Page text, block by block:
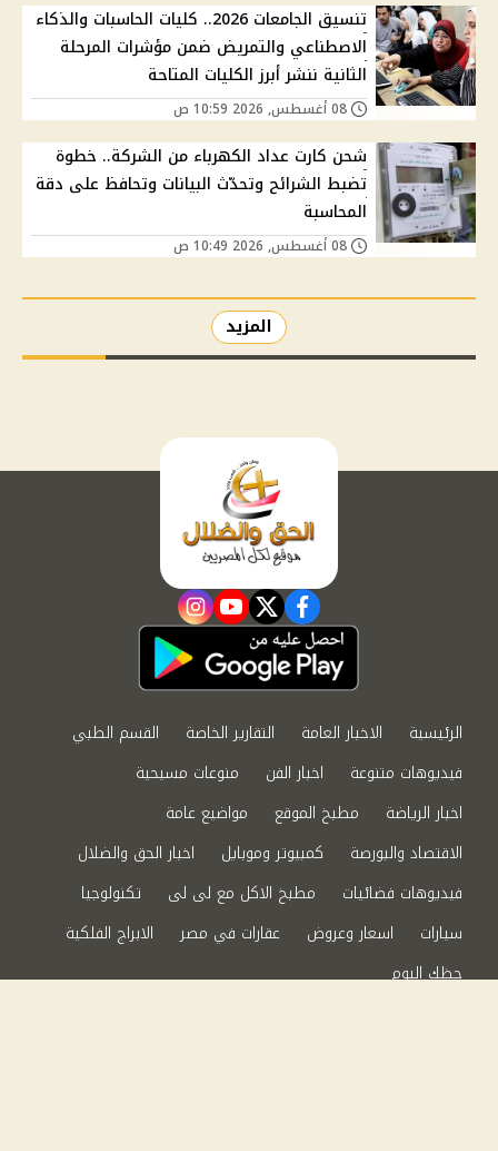
تنسيق الجامعات 2026.. كليات الحاسبات والذكاء
الاصطناعي والتمريض ضمن مؤشرات المرحلة
الثانية ننشر أبرز الكليات المتاحة
شحن كارت عداد الكهرباء من الشركة.. خطوة
تضبط الشرائح وتحدّث البيانات وتحافظ على دقة
المحاسبة
المزيد
facebook
twitter
youtube
instagram
الرئيسية الاخبار العامة التقارير الخاصة
القسم الطبي
فيديوهات متنوعة
اخبار الفن
منوعات مسيحية
اخبار الرياضة
مطبخ الموقع
مواضيع عامة
الاقتصاد والبورصة
كمبيوتر وموبايل
اخبار الحق والضلال
فيديوهات فضائيات
مطبخ الاكل مع لى لى
تكنولوجيا
سيارات
اسعار وعروض عقارات في مصر
الابراج الفلكية
حظك اليوم